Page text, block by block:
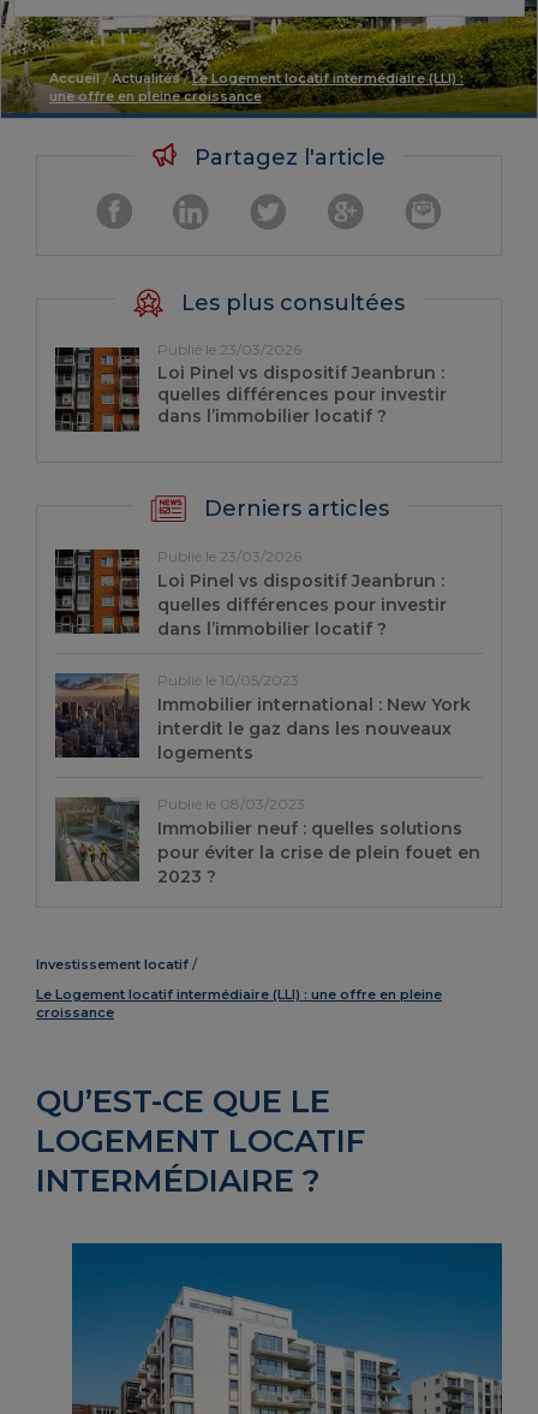
Accueil/Actualités/Le Logement locatif intermédiaire (LLI) :
une offre en pleine croissance
Investissement locatif
Le Logement locatif intermédiaire (LLI) : une offre en pleine
croissance
QU’EST-CE QUE LE
LOGEMENT LOCATIF
INTERMÉDIAIRE ?
Partagez l'article
Les plus consultées
Publié le 23/03/2026
Loi Pinel vs dispositif Jeanbrun :
quelles différences pour investir
dans l’immobilier locatif ?
Derniers articles
Publié le 23/03/2026
Loi Pinel vs dispositif Jeanbrun :
quelles différences pour investir
dans l’immobilier locatif ?
Publié le 10/05/2023
Immobilier international : New York
interdit le gaz dans les nouveaux
logements
Publié le 08/03/2023
Immobilier neuf : quelles solutions
pour éviter la crise de plein fouet en
2023 ?